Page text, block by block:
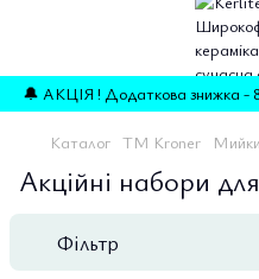
🔔 АКЦІЯ ! Додаткова знижка -
Каталог TM Kroner
Акційні набори
Фільтр